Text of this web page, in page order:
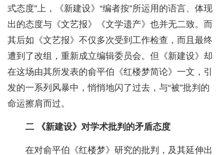
式态度”上，《新建设》“编者按”所运用的语言、体现
出的态度与《文艺报》《文学遗产》也并无二致。而
其后如《文艺报》不仅多次受到工作检查，而且最终
遭到了改组，重新成立编辑委员会。但《新建设》却
在这场由其所发表的俞平伯《红楼梦简论》一文，引
发的一系列风暴中，悄悄地闪了过去，与“被”批判的
命运擦肩而过。
二 《新建设》对学术批判的矛盾态度
在对俞平伯《红楼梦》研究的批判，及其延伸出